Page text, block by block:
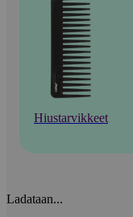
Hiustarvikkeet
Ladataan...